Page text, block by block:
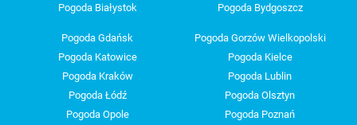
Pogoda Białystok Pogoda Bydgoszcz
Pogoda Gdańsk
Pogoda Gorzów Wielkopolski
Pogoda Katowice
Pogoda Kielce
Pogoda Kraków
Pogoda Lublin
Pogoda Łódź
Pogoda Olsztyn
Pogoda Opole
Pogoda Poznań